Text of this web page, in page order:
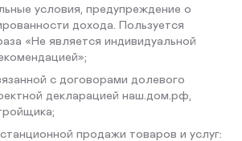
условия, предупреждение о
дохода. Пользуется
«Не является индивидуальной
с договорами долевого
декларацией наш.дом.рф,
продажи товаров и услуг: